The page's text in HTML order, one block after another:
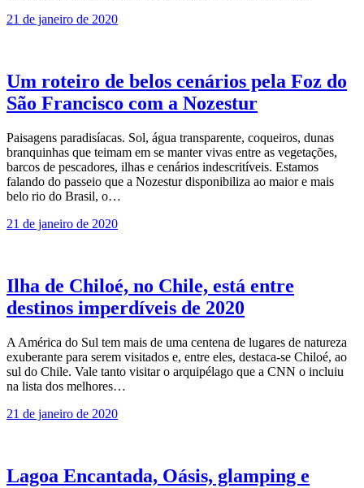
21 de janeiro de 2020
Um roteiro de belos cenários pela Foz do
São Francisco com a Nozestur
Paisagens paradisíacas. Sol, água transparente, coqueiros, dunas
branquinhas que teimam em se manter vivas entre as vegetações,
barcos de pescadores, ilhas e cenários indescritíveis. Estamos
falando do passeio que a Nozestur disponibiliza ao maior e mais
belo rio do Brasil, o…
21 de janeiro de 2020
Ilha de Chiloé, no Chile, está entre
destinos imperdíveis de 2020
A América do Sul tem mais de uma centena de lugares de natureza
exuberante para serem visitados e, entre eles, destaca-se Chiloé, ao
sul do Chile. Vale tanto visitar o arquipélago que a CNN o incluiu
na lista dos melhores…
21 de janeiro de 2020
Lagoa Encantada, Oásis, glamping e